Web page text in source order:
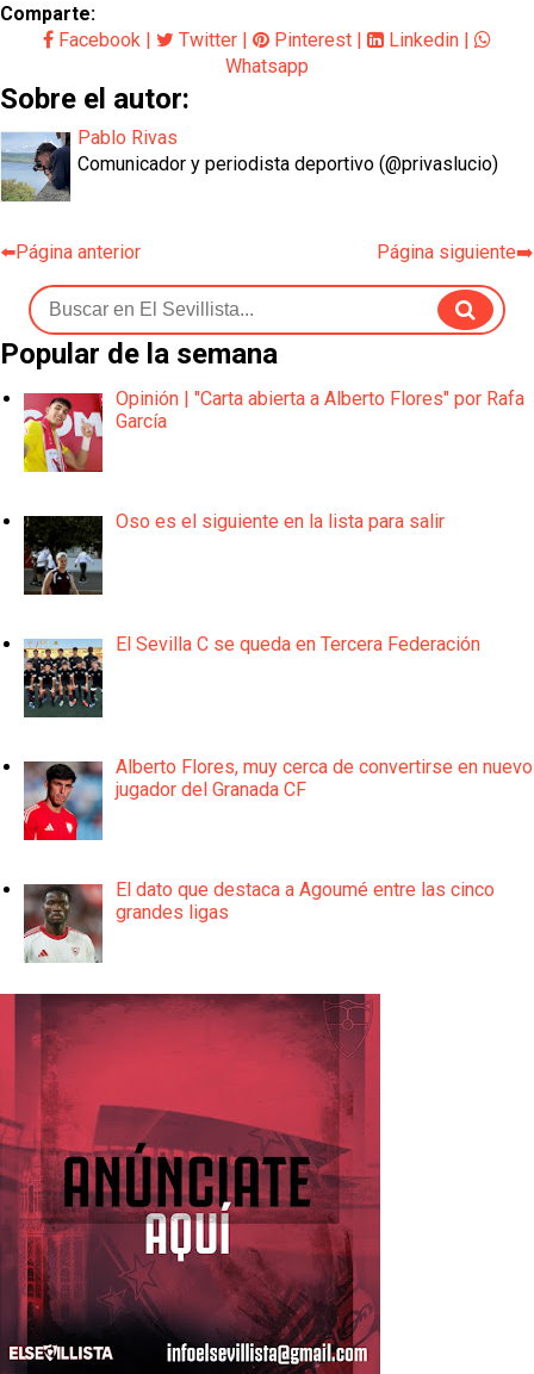
Comparte:
Facebook | Twitter | Pinterest | Linkedin |
Whatsapp
Sobre el autor:
Pablo Rivas
Comunicador y periodista deportivo (@privaslucio)
⬅️Página anterior Página siguiente➡️
Popular de la semana
Opinión | "Carta abierta a Alberto Flores" por Rafa
García
Oso es el siguiente en la lista para salir
El Sevilla C se queda en Tercera Federación
Alberto Flores, muy cerca de convertirse en nuevo
jugador del Granada CF
El dato que destaca a Agoumé entre las cinco
grandes ligas